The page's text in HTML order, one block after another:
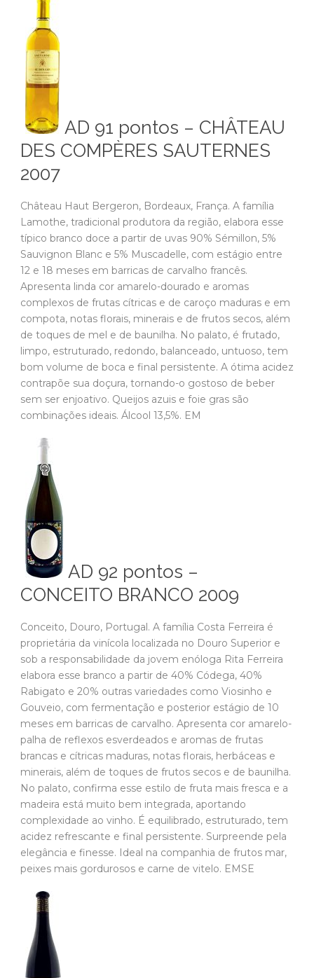
AD 91 pontos – CHÂTEAU
DES COMPÈRES SAUTERNES
2007
Château Haut Bergeron, Bordeaux, França. A família
Lamothe, tradicional produtora da região, elabora esse
típico branco doce a partir de uvas 90% Sémillon, 5%
Sauvignon Blanc e 5% Muscadelle, com estágio entre
12 e 18 meses em barricas de carvalho francês.
Apresenta linda cor amarelo-dourado e aromas
complexos de frutas cítricas e de caroço maduras e em
compota, notas florais, minerais e de frutos secos, além
de toques de mel e de baunilha. No palato, é frutado,
limpo, estruturado, redondo, balanceado, untuoso, tem
bom volume de boca e final persistente. A ótima acidez
contrapõe sua doçura, tornando-o gostoso de beber
sem ser enjoativo. Queijos azuis e foie gras são
combinações ideais. Álcool 13,5%. EM
AD 92 pontos –
CONCEITO BRANCO 2009
Conceito, Douro, Portugal. A família Costa Ferreira é
proprietária da vinícola localizada no Douro Superior e
sob a responsabilidade da jovem enóloga Rita Ferreira
elabora esse branco a partir de 40% Códega, 40%
Rabigato e 20% outras variedades como Viosinho e
Gouveio, com fermentação e posterior estágio de 10
meses em barricas de carvalho. Apresenta cor amarelo-
palha de reflexos esverdeados e aromas de frutas
brancas e cítricas maduras, notas florais, herbáceas e
minerais, além de toques de frutos secos e de baunilha.
No palato, confirma esse estilo de fruta mais fresca e a
madeira está muito bem integrada, aportando
complexidade ao vinho. É equilibrado, estruturado, tem
acidez refrescante e final persistente. Surpreende pela
elegância e finesse. Ideal na companhia de frutos mar,
peixes mais gordurosos e carne de vitelo. EMSE